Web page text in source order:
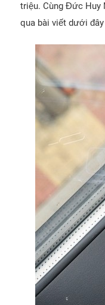
triệu. Cùng Đức Huy
qua bài viết dưới đây